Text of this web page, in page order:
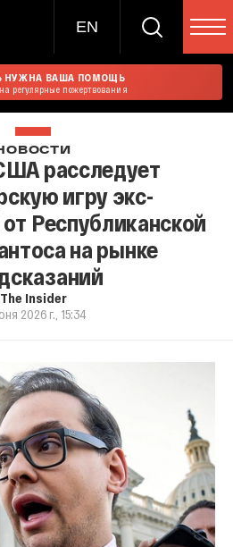
EN
НУЖНА ВАША ПОМОЩЬ
регулярные пожертвования
расследует
игру экс-
Республиканской
на рынке
The Insider
2026 г., 15:34